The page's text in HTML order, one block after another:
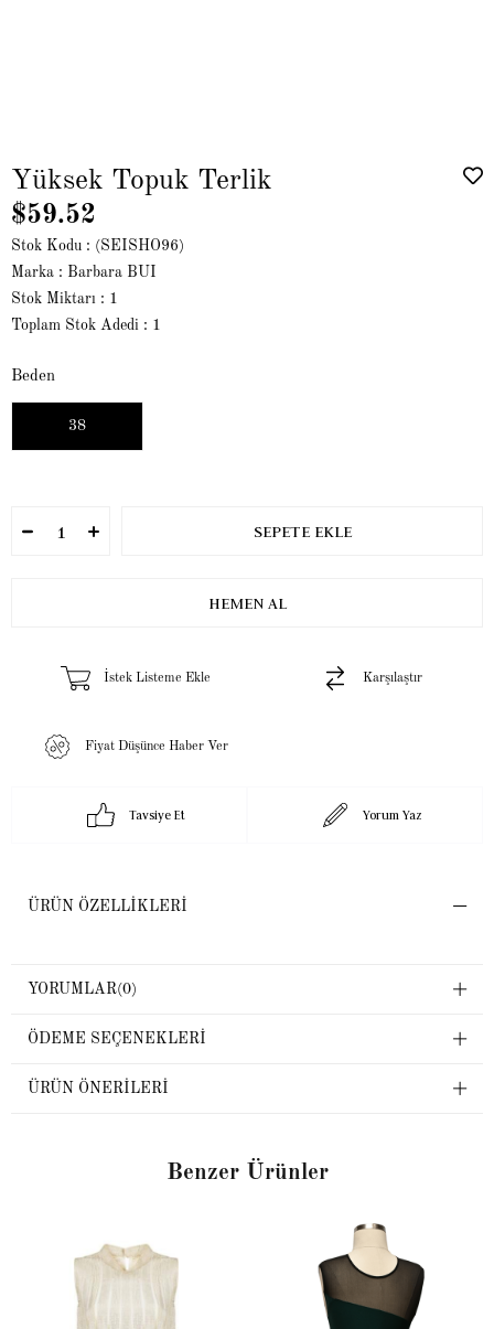
Yüksek Topuk Terlik
$59.52
Stok Kodu
(SEISHO96)
Marka : Barbara BUI
Stok Miktarı : 1
Toplam Stok Adedi : 1
Beden
38
İstek Listeme Ekle Karşılaştır
Fiyat Düşünce Haber Ver
Tavsiye Et Yorum Yaz
ÜRÜN ÖZELLIKLERI
YORUMLAR(0)
ÖDEME SEÇENEKLERI
ÜRÜN ÖNERILERI
Benzer Ürünler